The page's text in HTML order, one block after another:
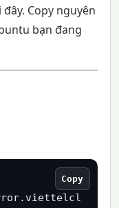
Copy nguyên
bạn đang
Copy